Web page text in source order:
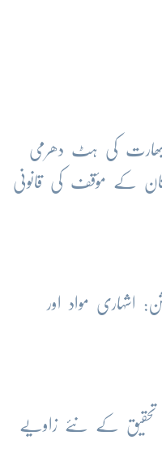
بھارت کی ہٹ دھرمی
کے مؤقف کی قانونی
اشہاری مواد اور
تحقیق کے نئے زاویے